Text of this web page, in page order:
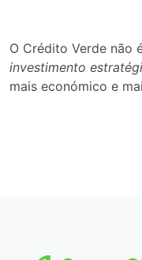
O Crédito Verde não
investimento
mais económico e